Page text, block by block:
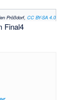
Prößdorf, CC BY-SA 4.0
Final4